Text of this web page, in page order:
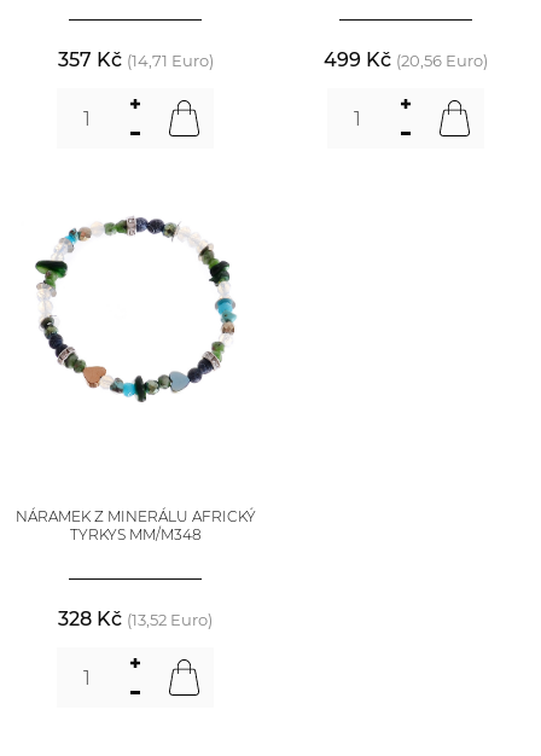
357 Kč (14,71 Euro) 499 Kč (20,56 Euro)
NÁRAMEK Z MINERÁLU AFRICKÝ
TYRKYS MM/M348
328 Kč (13,52 Euro)